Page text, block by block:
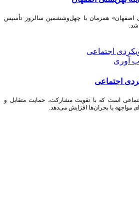
اصفهان» همزمان با چهل‌وششمین سالروز تأسیس
شد.
آوری
اجتماعی
است که با تقویت مشارکت، حمایت متقابل و
مواجهه با بحران‌ها افزایش می‌دهد.